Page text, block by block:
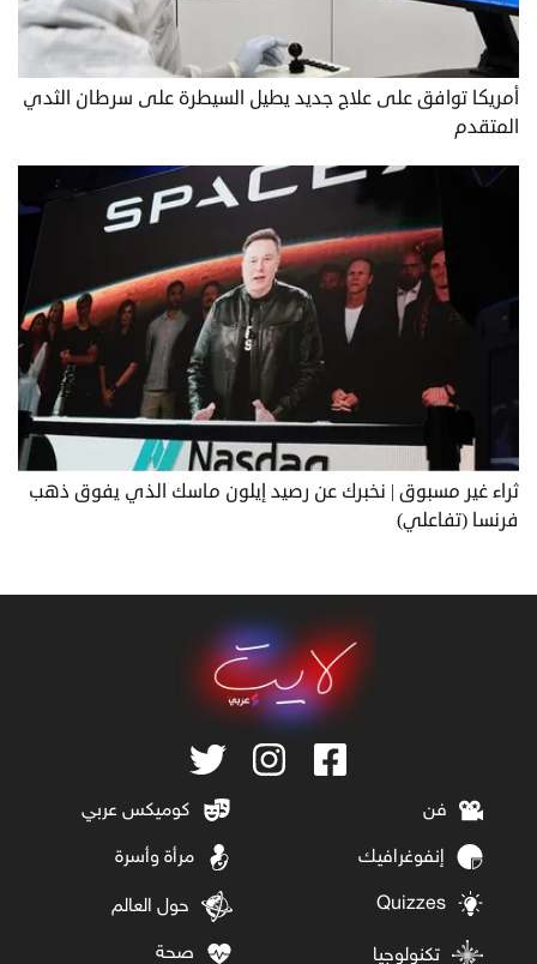
أمريكا توافق على علاج جديد يطيل السيطرة على سرطان الثدي
المتقدم
ثراء غير مسبوق | نخبرك عن رصيد إيلون ماسك الذي يفوق ذهب
فرنسا (تفاعلي)
فن كوميكس عربي
إنفوغرافيك مرأة وأسرة
Quizzes حول العالم
تكنولوجيا صحة